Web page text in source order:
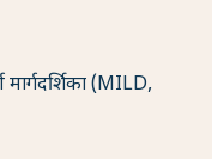
(MILD,